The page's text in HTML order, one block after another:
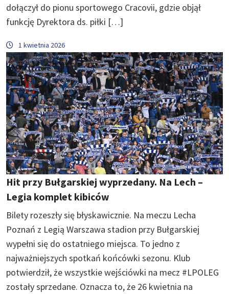
dołączył do pionu sportowego Cracovii, gdzie objął
funkcję Dyrektora ds. piłki […]
1 kwietnia 2026
Hit przy Bułgarskiej wyprzedany. Na Lech –
Legia komplet kibiców
Bilety rozeszły się błyskawicznie. Na meczu Lecha
Poznań z Legią Warszawa stadion przy Bułgarskiej
wypełni się do ostatniego miejsca. To jedno z
najważniejszych spotkań końcówki sezonu. Klub
potwierdził, że wszystkie wejściówki na mecz #LPOLEG
zostały sprzedane. Oznacza to, że 26 kwietnia na